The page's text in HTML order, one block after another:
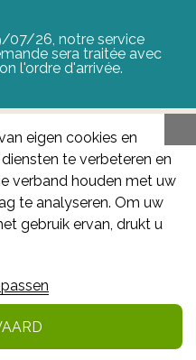
eigen cookies en
te verbeteren en
verband houden met uw
te analyseren. Om uw
gebruik ervan, drukt u
07/26, notre service
sera traitée avec
l'ordre d'arrivée.
voor
in België.
: Galileelaan 5/03